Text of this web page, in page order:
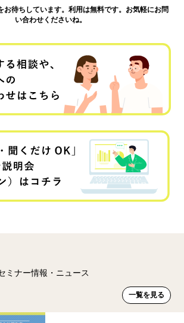
お待ちしています。利用は無料です。お気軽にお問
い合わせくださいね。
ミナー情報・ニュース
一覧を見る